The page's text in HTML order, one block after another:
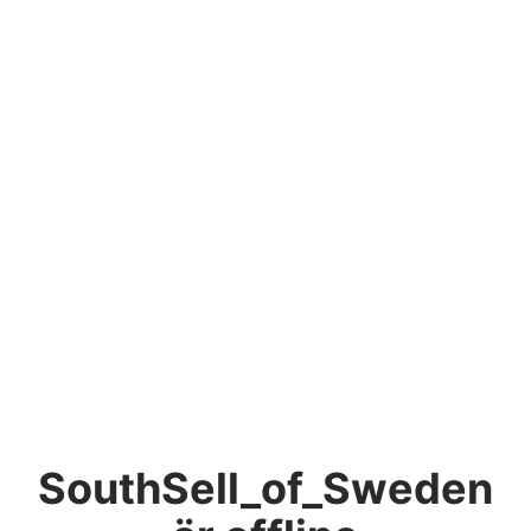
SouthSell_of_Sweden